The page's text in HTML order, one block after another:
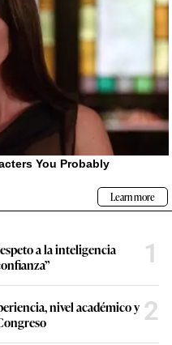
a la inteligencia
1
nivel académico y 2